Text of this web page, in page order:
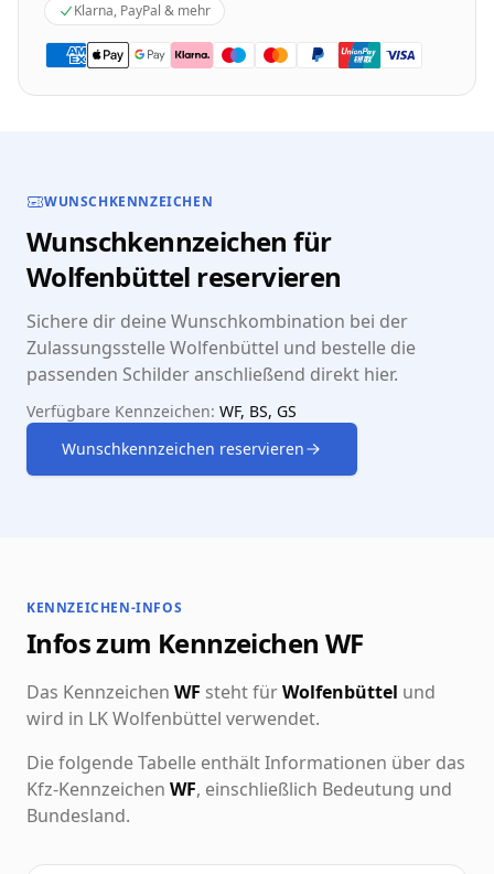
Klarna, PayPal & mehr
WUNSCHKENNZEICHEN
Wunschkennzeichen für
Wolfenbüttel reservieren
Sichere dir deine Wunschkombination bei der
Zulassungsstelle Wolfenbüttel und bestelle die
passenden Schilder anschließend direkt hier.
Verfügbare Kennzeichen: WF, BS, GS
Wunschkennzeichen reservieren
KENNZEICHEN-INFOS
Infos zum Kennzeichen WF
Das Kennzeichen WF steht fürWolfenbüttel und
wird in LK Wolfenbüttel verwendet.
Die folgende Tabelle enthält Informationen über das
Kfz-Kennzeichen WF, einschließlich Bedeutung und
Bundesland.